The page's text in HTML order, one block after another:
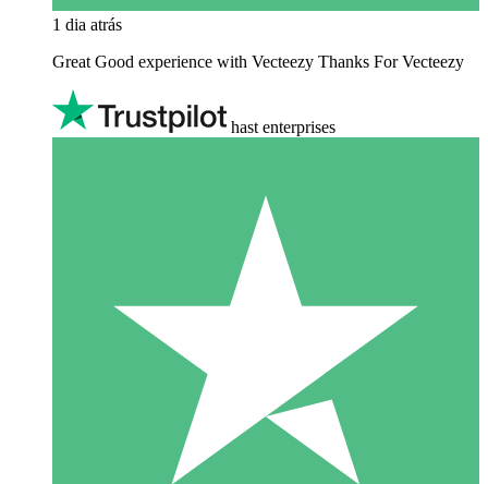
1 dia atrás
Great Good experience with Vecteezy Thanks For Vecteezy
hast enterprises